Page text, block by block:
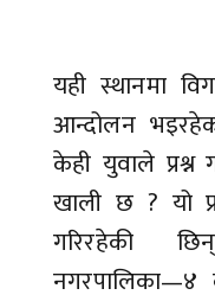
यही स्थानमा
आन्दोलन
केही युवाले
खाली छ ? यो
गरिरहेकी